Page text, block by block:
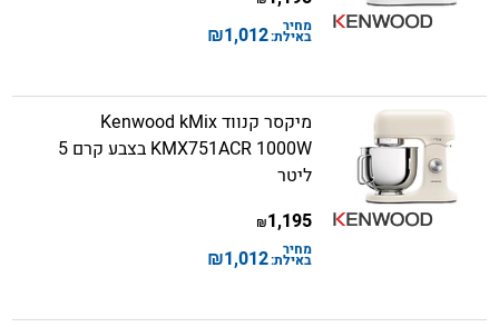
מחיר
באילת:1,012
₪
מיקסר קנווד Kenwood kMix
KMX751ACR 1000W בצבע קרם 5
ליטר
1,195
₪
מחיר
באילת:1,012
₪